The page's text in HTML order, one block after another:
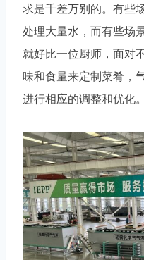
求是千差万别的。有些
处理大量水，而有些场
就好比一位厨师，面对
味和食量来定制菜肴，
进行相应的调整和优化。